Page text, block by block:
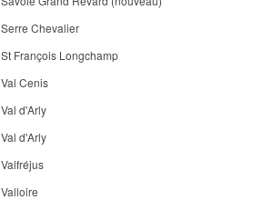
Serre Chevalier
St François Longchamp
Val Cenis
Val d'Arly
Val d'Arly
Valfréjus
Valloire